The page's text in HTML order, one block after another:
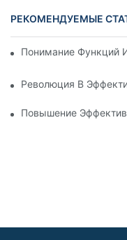
РЕКОМЕНДУЕМЫЕ
Понимание Функций
Революция В
Повышение